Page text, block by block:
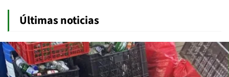
Últimas noticias